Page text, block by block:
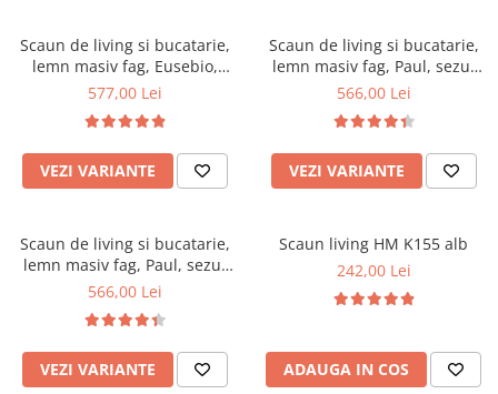
Pantofare
Seturi mobilier hol
Stender haine
Suport pentru umerase
Etajere
Cuiere
Mese gradinita
Scaune gradinita
Set mese si scaune gradinita
Mobila camera copii
Scaun de living si bucatarie,
lemn masiv fag, Eusebio,
tapitat cu piele ecologica, 120
577,00 Lei
VEZI VARIANTE
Scaun de living si bucatarie,
lemn masiv fag, Paul, sezut
tapitat cu stofa, 120 kg,
566,00 Lei
VEZI VARIANTE
Scaun de living si bucatarie,
lemn masiv fag, Paul, sezut
tapitat cu piele ecologica, 120
566,00 Lei
VEZI VARIANTE
Scaun living HM K155 alb
242,00 Lei
ADAUGA IN COS